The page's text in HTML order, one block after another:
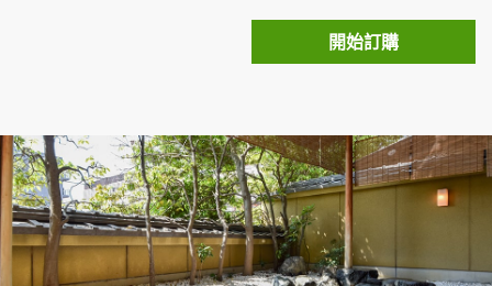
開始訂購